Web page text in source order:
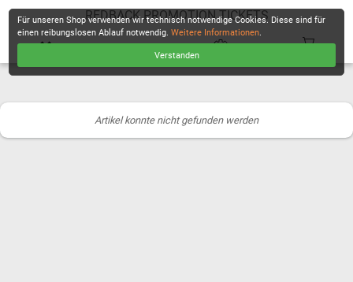
REDBACK PROMOTION TICKETS
Artikel konnte nicht gefunden werden
Für unseren Shop verwenden wir technisch notwendige Cookies. Diese sind für
einen reibungslosen Ablauf notwendig.Weitere Informationen.
Verstanden